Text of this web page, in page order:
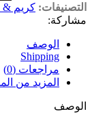
التصنيفات: كريم &
مشاركة:
الوصف
Shipping
مراجعات (0)
المزيد من
الوصف